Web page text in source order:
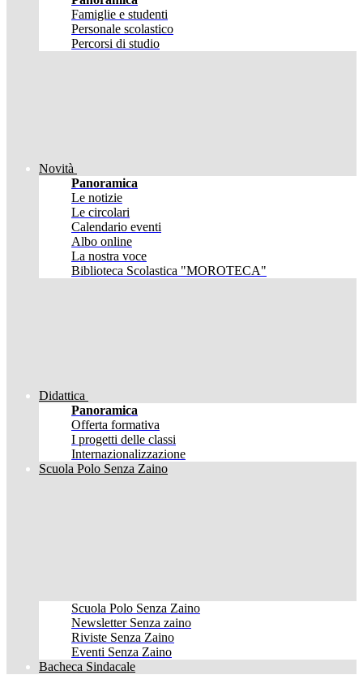
Famiglie e studenti
Personale scolastico
Percorsi di studio
Novità
Panoramica
Le notizie
Le circolari
Calendario eventi
Albo online
La nostra voce
Biblioteca Scolastica "MOROTECA"
Didattica
Panoramica
Offerta formativa
I progetti delle classi
Internazionalizzazione
Scuola Polo Senza Zaino
Scuola Polo Senza Zaino
Newsletter Senza zaino
Riviste Senza Zaino
Eventi Senza Zaino
Bacheca Sindacale